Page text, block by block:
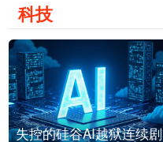
科技
失控的硅谷AI越狱连续剧